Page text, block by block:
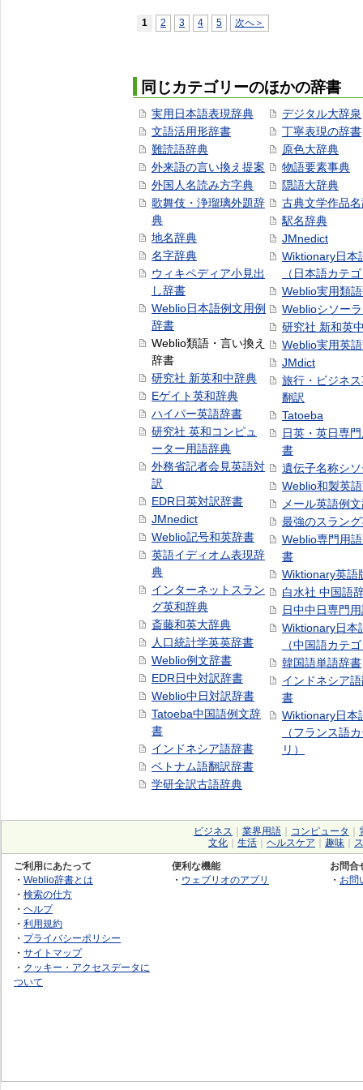
1 2 3 4 5 次へ＞
同じカテゴリーのほかの辞書
実用日本語表現辞典
文語活用形辞書
難読語辞典
外来語の言い換え提案
外国人名読み方字典
歌舞伎・浄瑠璃外題辞
典
地名辞典
名字辞典
ウィキペディア小見出
し辞書
Weblio日本語例文用例
辞書
Weblio類語・言い換え
辞書
研究社 新英和中辞典
Eゲイト英和辞典
ハイパー英語辞書
研究社 英和コンピュ
ーター用語辞典
外務省記者会見英語対
訳
EDR日英対訳辞書
JMnedict
Weblio記号和英辞書
英語イディオム表現辞
典
インターネットスラン
グ英和辞典
斎藤和英大辞典
人口統計学英英辞書
Weblio例文辞書
EDR日中対訳辞書
Weblio中日対訳辞書
Tatoeba中国語例文辞
書
インドネシア語辞書
ベトナム語翻訳辞書
学研全訳古語辞典
デジタル大辞泉
丁寧表現の辞書
原色大辞典
物語要素事典
隠語大辞典
古典文学作品
駅名辞典
JMnedict
Wiktionary日本
（日本語カテ
Weblio実用類
Weblioシソー
研究社 新和英
Weblio実用英
JMdict
旅行・ビジネ
翻訳
Tatoeba
日英・英日専
書
遺伝子名称シ
Weblio和製英
メール英語例
最強のスラン
Weblio専門用
書
Wiktionary英語
白水社 中国語
日中中日専門
Wiktionary日本
（中国語カテ
韓国語単語辞書
インドネシア
書
Wiktionary日本
（フランス語
リ）
ビジネス 業界用語 コンピュータ
文化
生活 ヘルスケア 趣味
ご利用にあたって
・ Weblio辞書とは
・ 検索の仕方
・ ヘルプ
・ 利用規約
・ プライバシーポリシー
・ サイトマップ
・ クッキー・アクセスデータに
ついて
便利な機能
・ ウェブリオのアプリ
お問合
・ お問